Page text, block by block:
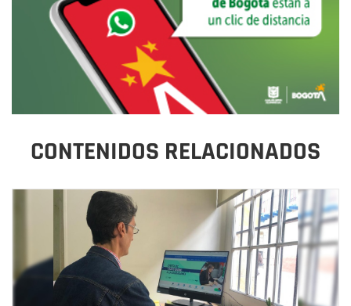
CONTENIDOS RELACIONADOS